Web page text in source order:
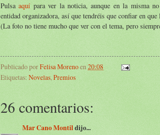
Pulsaaquí para ver la noticia, aunque en la misma
entidad organizadora, así que tendréis que confiar en
(La foto no tiene mucho que ver con el tema, pero
Publicado porFelisa Morenoen 20:08
Etiquetas: Novelas, Premios
26 comentarios:
Mar Cano Montildijo...